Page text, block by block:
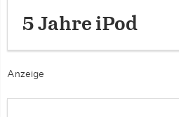
5 Jahre iPod
Anzeige